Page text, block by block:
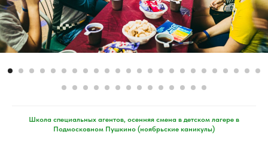
Школа специальных агентов, осенняя смена в детском лагере в
Подмосковном Пушкино (ноябрьские каникулы)